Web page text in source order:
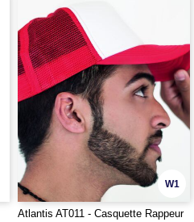
W1
Atlantis AT011 - Casquette Rappeur